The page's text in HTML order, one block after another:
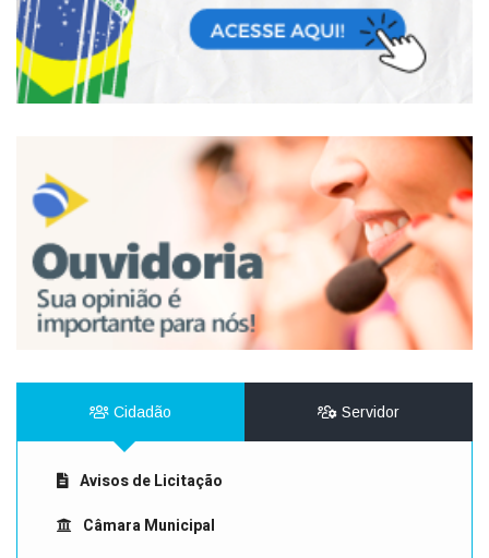
Cidadão Servidor
Avisos de Licitação
Câmara Municipal